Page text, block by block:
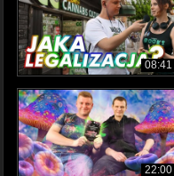
08:41
22:00